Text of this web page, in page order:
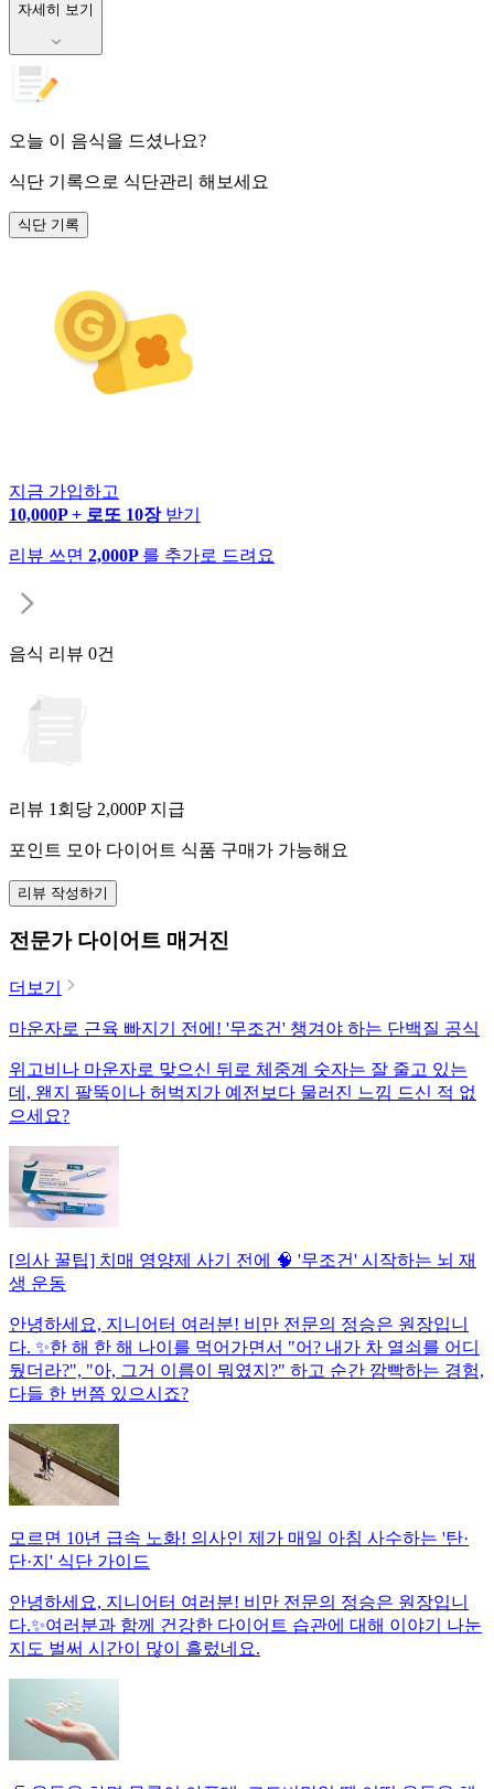
자세히 보기
오늘 이 음식을 드셨나요?
식단 기록으로 식단관리 해보세요
식단 기록
지금 가입하고
10,000P + 로또 10장 받기
리뷰 쓰면 2,000P 를 추가로 드려요
음식 리뷰 0건
리뷰 1회당 2,000P 지급
포인트 모아 다이어트 식품 구매가 가능해요
리뷰 작성하기
전문가 다이어트 매거진
더보기
마운자로 근육 빠지기 전에! '무조건' 챙겨야 하는 단백질 공식
위고비나 마운자로 맞으신 뒤로 체중계 숫자는 잘 줄고 있는
데, 왠지 팔뚝이나 허벅지가 예전보다 물러진 느낌 드신 적 없
으세요?
[의사 꿀팁] 치매 영양제 사기 전에 🧠 '무조건' 시작하는 뇌 재
생 운동
안녕하세요, 지니어터 여러분! 비만 전문의 정승은 원장입니
다. ✨한 해 한 해 나이를 먹어가면서 "어? 내가 차 열쇠를 어디
뒀더라?", "아, 그거 이름이 뭐였지?" 하고 순간 깜빡하는 경험,
다들 한 번쯤 있으시죠?
모르면 10년 급속 노화! 의사인 제가 매일 아침 사수하는 '탄·
단·지' 식단 가이드
안녕하세요, 지니어터 여러분! 비만 전문의 정승은 원장입니
다.✨여러분과 함께 건강한 다이어트 습관에 대해 이야기 나눈
지도 벌써 시간이 많이 흘렀네요.